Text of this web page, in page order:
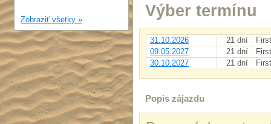
Zobraziť všetky » Výber termínu
31.10.2026 21 dní
09.05.2027
21 dní
30.10.2027
21 dní
Popis zájazdu